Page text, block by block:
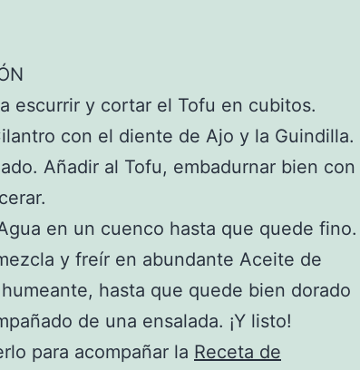
escurrir y cortar el Tofu en cubitos.
con el diente de Ajo y la Guindilla.
Añadir al Tofu, embadurnar bien con
en un cuenco hasta que quede fino.
y freír en abundante Aceite de
hasta que quede bien dorado
de una ensalada. ¡Y listo!
para acompañar la Receta de